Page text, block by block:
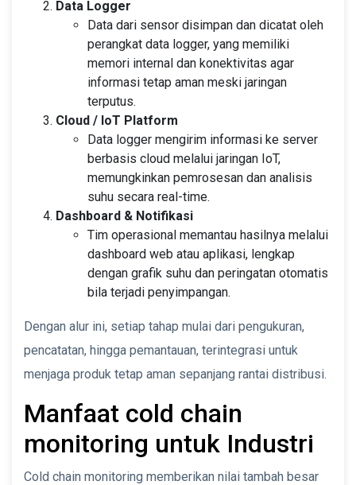
Data Logger
Data dari sensor disimpan dan dicatat oleh
perangkat data logger, yang memiliki
memori internal dan konektivitas agar
informasi tetap aman meski jaringan
terputus.
Cloud / IoT Platform
Data logger mengirim informasi ke server
berbasis cloud melalui jaringan IoT,
memungkinkan pemrosesan dan analisis
suhu secara real-time.
Dashboard & Notifikasi
Tim operasional memantau hasilnya melalui
dashboard web atau aplikasi, lengkap
dengan grafik suhu dan peringatan otomatis
bila terjadi penyimpangan.
Dengan alur ini, setiap tahap mulai dari pengukuran,
pencatatan, hingga pemantauan, terintegrasi untuk
menjaga produk tetap aman sepanjang rantai distribusi.
Manfaat cold chain
monitoring untuk Industri
Cold chain monitoring memberikan nilai tambah besar